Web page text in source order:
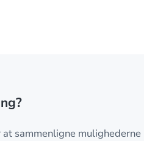
sammenligne mulighederne